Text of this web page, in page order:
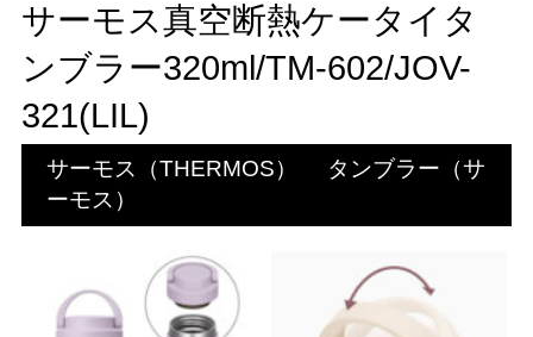
サーモス真空断熱ケータイタ
ンブラー320ml/TM-602/JOV-
321(LIL)
サーモス（THERMOS）
タンブラー（サ
ーモス）